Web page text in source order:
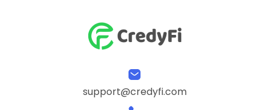
support@credyfi.com